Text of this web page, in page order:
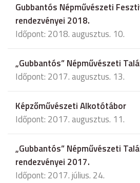
Gubbantós Népművészeti
rendezvényei 2018.
Időpont: 2018. augusztus. 10.
„Gubbantós” Népművészeti
Időpont: 2017. augusztus. 13.
Képzőművészeti Alkotótábor
Időpont: 2017. augusztus. 11.
„Gubbantós” Népművészeti
rendezvényei 2017.
Időpont: 2017. július. 24.